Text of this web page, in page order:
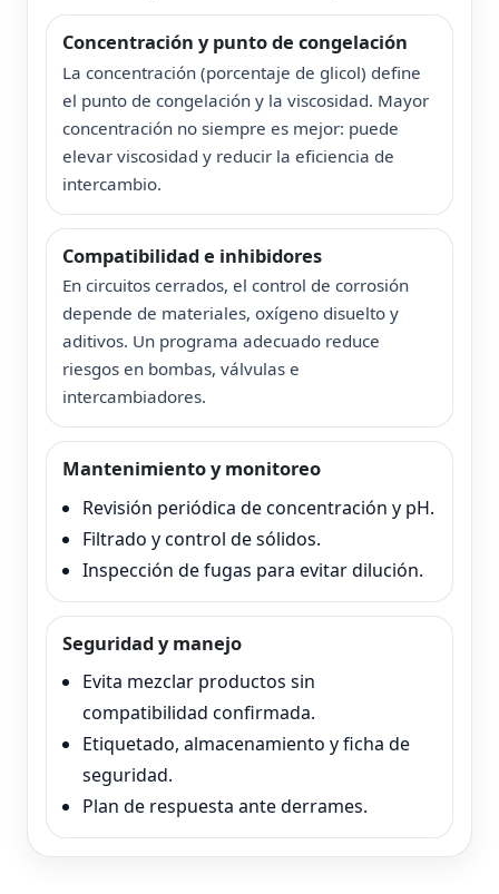
Concentración y punto de congelación
La concentración (porcentaje de glicol) define
el punto de congelación y la viscosidad. Mayor
concentración no siempre es mejor: puede
elevar viscosidad y reducir la eficiencia de
intercambio.
Compatibilidad e inhibidores
En circuitos cerrados, el control de corrosión
depende de materiales, oxígeno disuelto y
aditivos. Un programa adecuado reduce
riesgos en bombas, válvulas e
intercambiadores.
Mantenimiento y monitoreo
Revisión periódica de concentración y pH.
Filtrado y control de sólidos.
Inspección de fugas para evitar dilución.
Seguridad y manejo
Evita mezclar productos sin
compatibilidad confirmada.
Etiquetado, almacenamiento y ficha de
seguridad.
Plan de respuesta ante derrames.